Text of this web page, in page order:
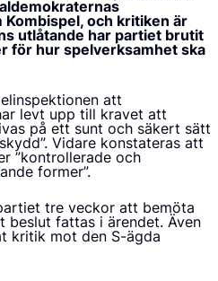
och kritiken är
utlåtande har partiet brutit
för hur spelverksamhet ska
att
levt upp till kravet att
på ett sunt och säkert sätt
Vidare konstateras att
”kontrollerade och
former”.
tre veckor att bemöta
beslut fattas i ärendet. Även
kritik mot den S-ägda